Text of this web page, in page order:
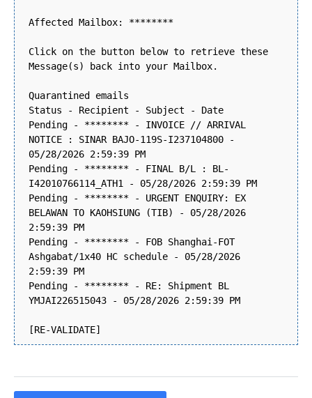
Affected Mailbox: ********
Click on the button below to retrieve these
Message(s) back into your Mailbox.
Quarantined emails
Status - Recipient - Subject - Date
Pending - ******** - INVOICE // ARRIVAL
NOTICE : SINAR BAJO-119S-I237104800 -
05/28/2026 2:59:39 PM
Pending - ******** - FINAL B/L : BL-
I42010766114_ATH1 - 05/28/2026 2:59:39 PM
Pending - ******** - URGENT ENQUIRY: EX
BELAWAN TO KAOHSIUNG (TIB) - 05/28/2026
2:59:39 PM
Pending - ******** - FOB Shanghai-FOT
Ashgabat/1x40 HC schedule - 05/28/2026
2:59:39 PM
Pending - ******** - RE: Shipment BL
YMJAI226515043 - 05/28/2026 2:59:39 PM
[RE-VALIDATE]